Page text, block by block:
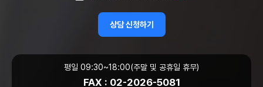
상담 신청하기
평일 09:30~18:00(주말 및 공휴일 휴무)
FAX : 02-2026-5081